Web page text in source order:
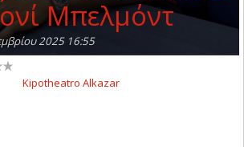
Μπελμόντ
2025 16:55